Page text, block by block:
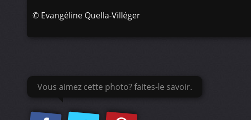
© Evangéline Quella-Villéger
Vous aimez cette photo? faites-le savoir.